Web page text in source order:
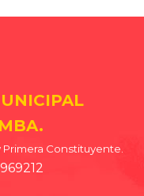
Primera Constituyente.